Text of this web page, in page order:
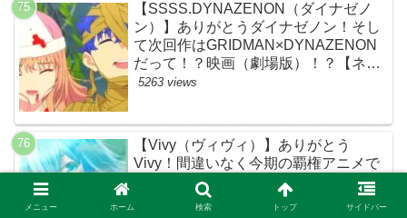
【SSSS.DYNAZENON（ダイナゼノ
ン）】ありがとうダイナゼノン！そし
て次回作はGRIDMAN×DYNAZENON
だって！？映画（劇場版）！？【ネッ
トの考察ネタバレ感想まとめ・最終
5263 views
【Vivy（ヴィヴィ）】ありがとう
Vivy！間違いなく今期の覇権アニメで
した！【ネットのネタバレ考察感想ま
とめ・最終回】
メニュー ホーム 検索 トップ サイドバー